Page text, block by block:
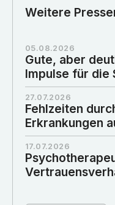
Weitere
05.08.2026
Gute, aber
Impulse für die
27.07.2026
Fehlzeiten
Erkrankungen
17.07.2026